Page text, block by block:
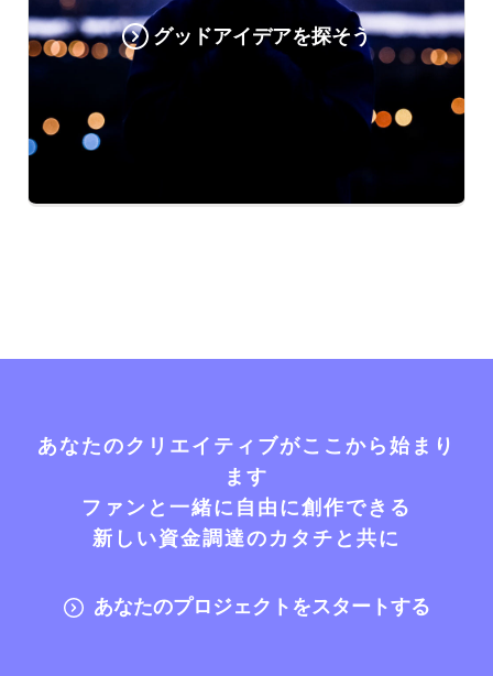
グッドアイデアを探そう
あなたのクリエイティブがここから始まり
ます
ファンと一緒に自由に創作できる
新しい資金調達のカタチと共に
あなたのプロジェクトをスタートする